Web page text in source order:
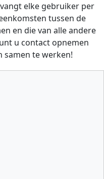
elke gebruiker per
tussen de
en die van alle andere
u contact opnemen
samen te werken!